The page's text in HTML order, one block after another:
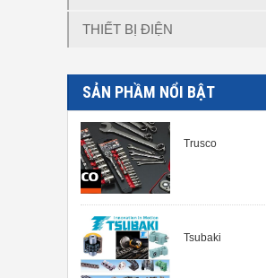
THIẾT BỊ ĐIỆN
SẢN PHẦM NỔI BẬT
Trusco
Tsubaki